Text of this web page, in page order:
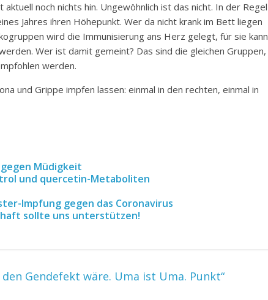
aktuell noch nichts hin. Ungewöhnlich ist das nicht. In der Regel
Jahres ihren Höhepunkt. Wer da nicht krank im Bett liegen
wird die Immunisierung ans Herz gelegt, für sie kann
Wer ist damit gemeint? Das sind die gleichen Gruppen,
werden.
und Grippe impfen lassen: einmal in den rechten, einmal in
Müdigkeit
und quercetin-Metaboliten
Impfung gegen das Coronavirus
sollte uns unterstützen!
Gendefekt wäre. Uma ist Uma. Punkt“